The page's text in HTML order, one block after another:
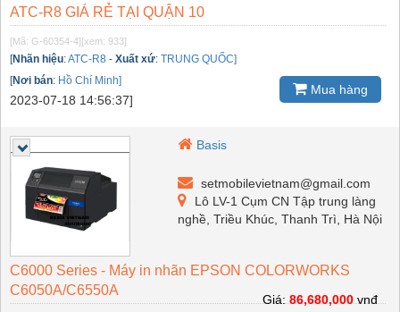
ATC-R8 GIÁ RẺ TẠI QUẬN 10
[Mã: G-60354-4] [xem: 933]
[Nhãn hiệu:ATC-R8 - Xuất xứ: TRUNG QUỐC]
[Nơi bán: Hồ Chí Minh]
2023-07-18 14:56:37]
Mua hàng
Basis
setmobilevietnam@gmail.com
Lô LV-1 Cụm CN Tập trung làng
nghề, Triều Khúc, Thanh Trì, Hà Nội
C6000 Series - Máy in nhãn EPSON COLORWORKS
C6050A/C6550A
Giá:86,680,000vnđ